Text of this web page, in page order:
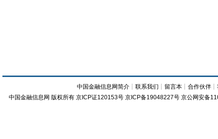
中国金融信息网简介 ┊联系我们 ┊ 留言本 ┊合作伙伴 ┊
中国金融信息网 版权所有 京ICP证120153号 京ICP备19048227号 京公网安备